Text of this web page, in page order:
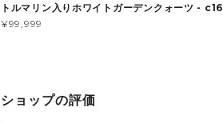
トルマリン入りホワイトガーデンクォーツ - c16
¥99,999
ショップの評価